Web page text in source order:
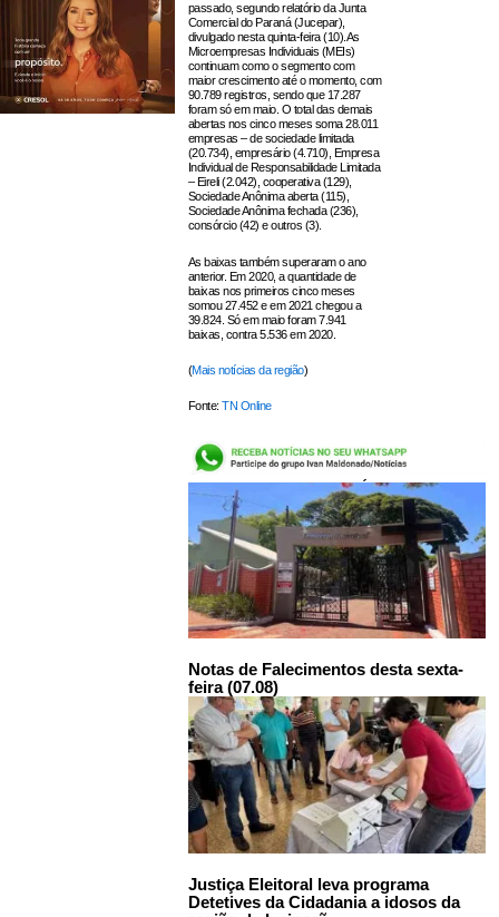
passado, segundo relatório da Junta
Comercial do Paraná (Jucepar),
divulgado nesta quinta-feira (10).As
Microempresas Individuais (MEIs)
continuam como o segmento com
maior crescimento até o momento, com
90.789 registros, sendo que 17.287
foram só em maio. O total das demais
abertas nos cinco meses soma 28.011
empresas – de sociedade limitada
(20.734), empresário (4.710), Empresa
Individual de Responsabilidade Limitada
– Eireli (2.042), cooperativa (129),
Sociedade Anônima aberta (115),
Sociedade Anônima fechada (236),
consórcio (42) e outros (3).
As baixas também superaram o ano
anterior. Em 2020, a quantidade de
baixas nos primeiros cinco meses
somou 27.452 e em 2021 chegou a
39.824. Só em maio foram 7.941
baixas, contra 5.536 em 2020.
(Mais notícias da região)
Fonte:TN Online
LEIA TAMBÉM:
Notas de Falecimentos desta sexta-
feira (07.08)
Justiça Eleitoral leva programa
Detetives da Cidadania a idosos da